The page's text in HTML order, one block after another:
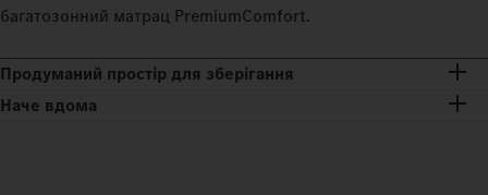
багатозонний матрац PremiumComfort.
Продуманий простір для зберігання
Наче вдома